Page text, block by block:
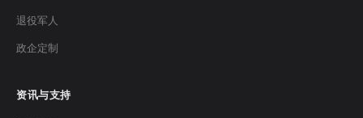
退役军人
政企定制
资讯与支持